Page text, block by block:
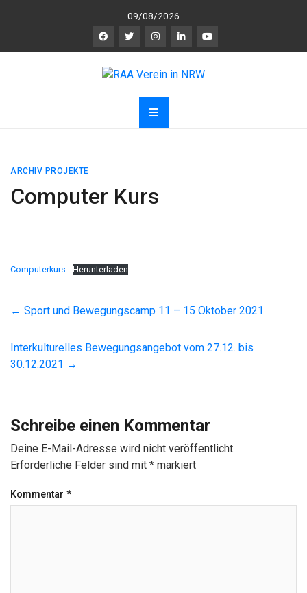
09/08/2026
RAA Verein in NRW
nerkennung und
ARCHIV PROJEKTE
Computer Kurs
Computerkurs Herunterladen
← Sport und Bewegungscamp 11 – 15 Oktober 2021
Interkulturelles Bewegungsangebot vom 27.12. bis
30.12.2021 →
Schreibe einen Kommentar
Deine E-Mail-Adresse wird nicht veröffentlicht.
Erforderliche Felder sind mit * markiert
Kommentar *